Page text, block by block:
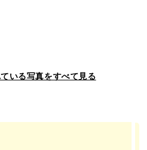
いる写真をすべて見る